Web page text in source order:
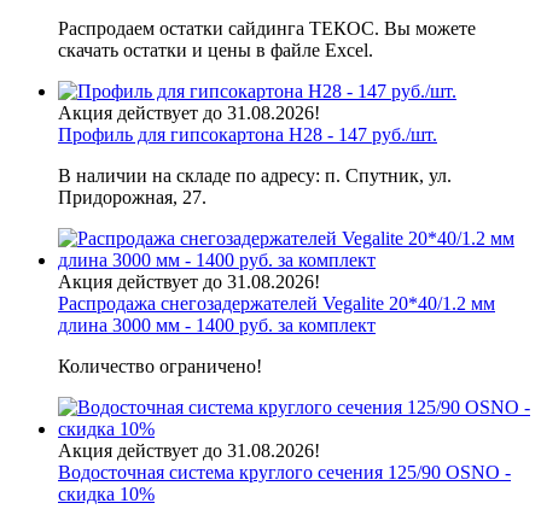
Распродаем остатки сайдинга ТЕКОС. Вы можете
скачать остатки и цены в файле Excel.
Акция действует до 31.08.2026!
Профиль для гипсокартона H28 - 147 руб./шт.
В наличии на складе по адресу: п. Спутник, ул.
Придорожная, 27.
Акция действует до 31.08.2026!
Распродажа снегозадержателей Vegalite 20*40/1.2 мм
длина 3000 мм - 1400 руб. за комплект
Количество ограничено!
Акция действует до 31.08.2026!
Водосточная система круглого сечения 125/90 OSNO -
скидка 10%